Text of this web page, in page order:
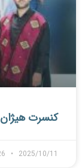
کنسرت هیژان
2025/10/11